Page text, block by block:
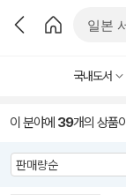
국내도서
이 분야에 39개의 상품